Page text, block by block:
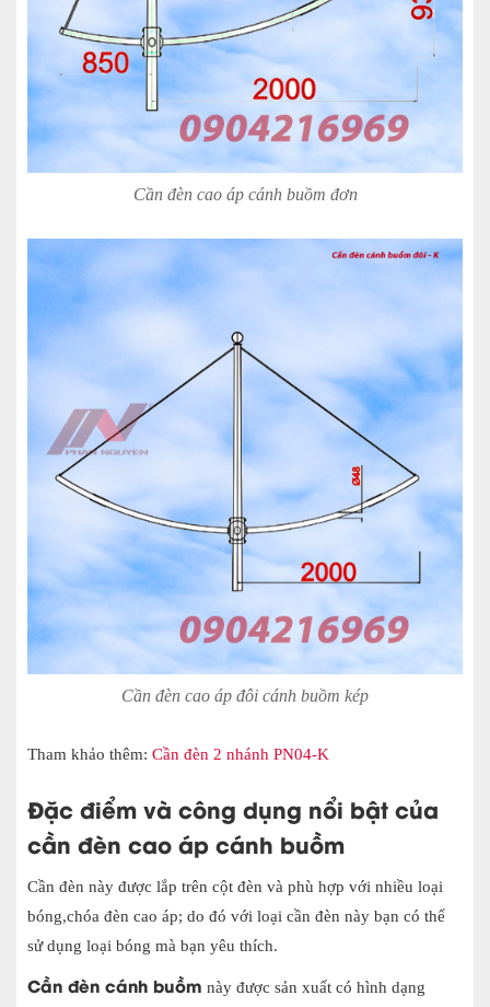
Cần đèn cao áp cánh buồm đơn
Cần đèn cao áp đôi cánh buồm kép
Tham khảo thêm: Cần đèn 2 nhánh PN04-K
Đặc điểm và công dụng nổi bật của
cần đèn cao áp cánh buồm
Cần đèn này được lắp trên cột đèn và phù hợp với nhiều loại
bóng,chóa đèn cao áp; do đó với loại cần đèn này bạn có thể
sử dụng loại bóng mà bạn yêu thích.
Cần đèn cánh buồm này được sản xuất có hình dạng